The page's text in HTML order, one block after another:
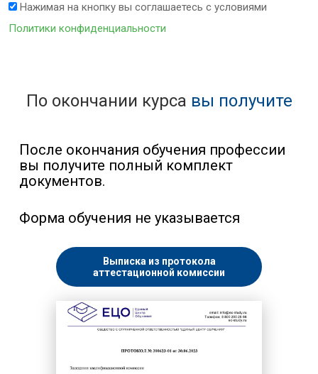
Нажимая на кнопку вы соглашаетесь с условиями
Политики конфиденциальности
По окончании курса вы получите
После окончания обучения профессии
вы получите полный комплект
документов.
Форма обучения не указывается
Выписка из протокола
аттестационной комиссии